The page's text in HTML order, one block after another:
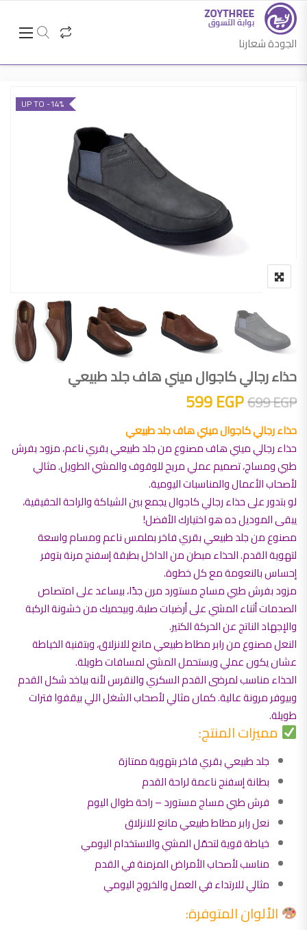
الجودة شعارنا
UP TO -14%
حذاء رجالي كاجوال ميني هاف جلد طبيعي
699EGP السعر الأصلي هو: 699 EGP.
599EGP
حذاء رجالي كاجوال ميني هاف جلد طبيعي
حذاء رجالي ميني هاف مصنوع من جلد طبيعي بقري ناعم، مزود بفرش
طبي ومساج، تصميم عملي مريح للوقوف والمشي الطويل. مثالي
لأصحاب الأعمال والمناسبات اليومية.
لو بتدور على حذاء رجالي كاجوال يجمع بين الشياكة والراحة الحقيقية،
يبقى الموديل ده هو اختيارك الأفضل!
مصنوع من جلد طبيعي بقري فاخر بملمس ناعم ومسام واسعة
لتهوية القدم. الحذاء مبطن من الداخل بطبقة إسفنج مرنة بتوفر
إحساس بالنعومة مع كل خطوة.
مزود بفرش طبي مساج مستورد مرن جدًا، بيساعد على امتصاص
الصدمات أثناء المشي على أرضيات صلبة، وبيحميك من خشونة الركبة
والإجهاد الناتج عن الحركة الكتير.
النعل مصنوع من رابر مطاط طبيعي مانع للانزلاق، وبتقنية الخياطة
عشان يكون عملي ويستحمل المشي لمسافات طويلة.
الحذاء مناسب لمرضى القدم السكري والنقرس لأنه بياخد شكل القدم
وبيوفر مرونة عالية. كمان مثالي لأصحاب الشغل اللي بيقفوا فترات
طويلة.
مميزات المنتج:
جلد طبيعي بقري فاخر بتهوية ممتازة
بطانة إسفنج ناعمة لراحة القدم
فرش طبي مساج مستورد – راحة طوال اليوم
نعل رابر مطاط طبيعي مانع للانزلاق
خياطة قوية لتحمّل المشي والاستخدام اليومي
مناسب لأصحاب الأمراض المزمنة في القدم
مثالي للارتداء في العمل والخروج اليومي
الألوان المتوفرة: